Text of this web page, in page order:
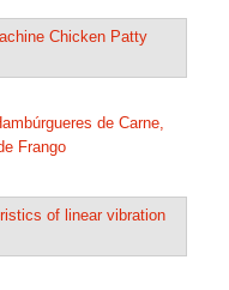
de Carne,
Frango